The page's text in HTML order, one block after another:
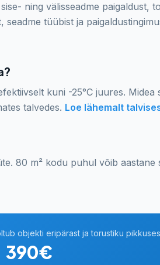
ning välisseadme paigaldust,
tüübist ja
kuni -25°C juures. Midea
talvedes. Loe lähemalt
80 m² kodu puhul võib aastane
objekti eripärast ja torustiku
390€